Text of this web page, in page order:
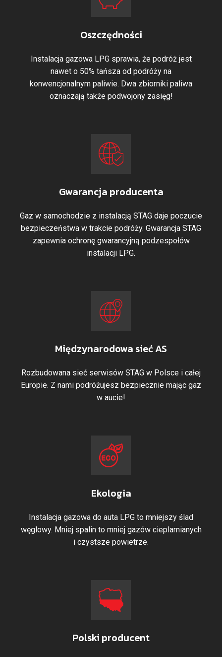
Oszczędności
Instalacja gazowa LPG sprawia, że podróż jest
nawet o 50% tańsza od podróży na
konwencjonalnym paliwie. Dwa zbiorniki paliwa
oznaczają także podwojony zasięg!
Gwarancja producenta
Gaz w samochodzie z instalacją STAG daje poczucie
bezpieczeństwa w trakcie podróży. Gwarancja STAG
zapewnia ochronę gwarancyjną podzespołów
instalacji LPG.
Międzynarodowa sieć AS
Rozbudowana sieć serwisów STAG w Polsce i całej
Europie. Z nami podróżujesz bezpiecznie mając gaz
w aucie!
Ekologia
Instalacja gazowa do auta LPG to mniejszy ślad
węglowy. Mniej spalin to mniej gazów cieplarnianych
i czystsze powietrze.
Polski producent